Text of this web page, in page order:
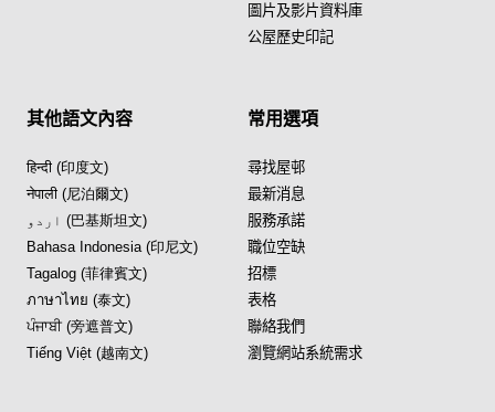
圖片及影片資料庫
公屋歷史印記
其他語文內容
हिन्दी (印度文)
नेपाली (尼泊爾文)
اردو (巴基斯坦文)
Bahasa Indonesia (印尼文)
Tagalog (菲律賓文)
ภาษาไทย (泰文)
ਪੰਜਾਬੀ (旁遮普文)
Tiếng Việt (越南文)
常用選項
尋找屋邨
最新消息
服務承諾
職位空缺
招標
表格
聯絡我們
瀏覽網站系統需求